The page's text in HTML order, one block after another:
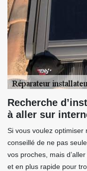
Recherche
à aller sur
Si vous voulez optimiser
conseillé de ne pas
vos proches, mais
et en plus rapide pour